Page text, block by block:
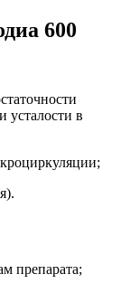
600
усталости в
препарата;